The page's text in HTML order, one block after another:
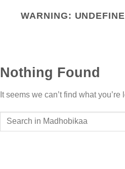
WARNING:
Nothing Found
It seems we can’t find what